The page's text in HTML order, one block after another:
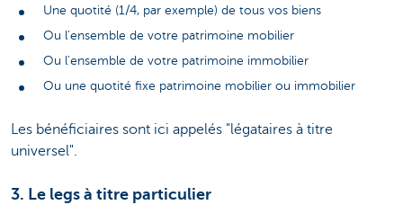
Une quotité (1/4, par exemple) de tous vos biens
Ou l'ensemble de votre patrimoine mobilier
Ou l'ensemble de votre patrimoine immobilier
Ou une quotité fixe patrimoine mobilier ou immobilier
Les bénéficiaires sont ici appelés "légataires à titre
universel".
3. Le legs à titre particulier